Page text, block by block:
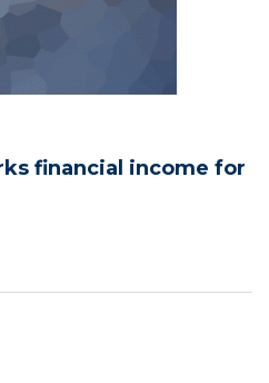
financial income for